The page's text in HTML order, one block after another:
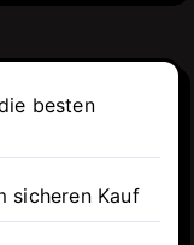
besten
sicheren Kauf